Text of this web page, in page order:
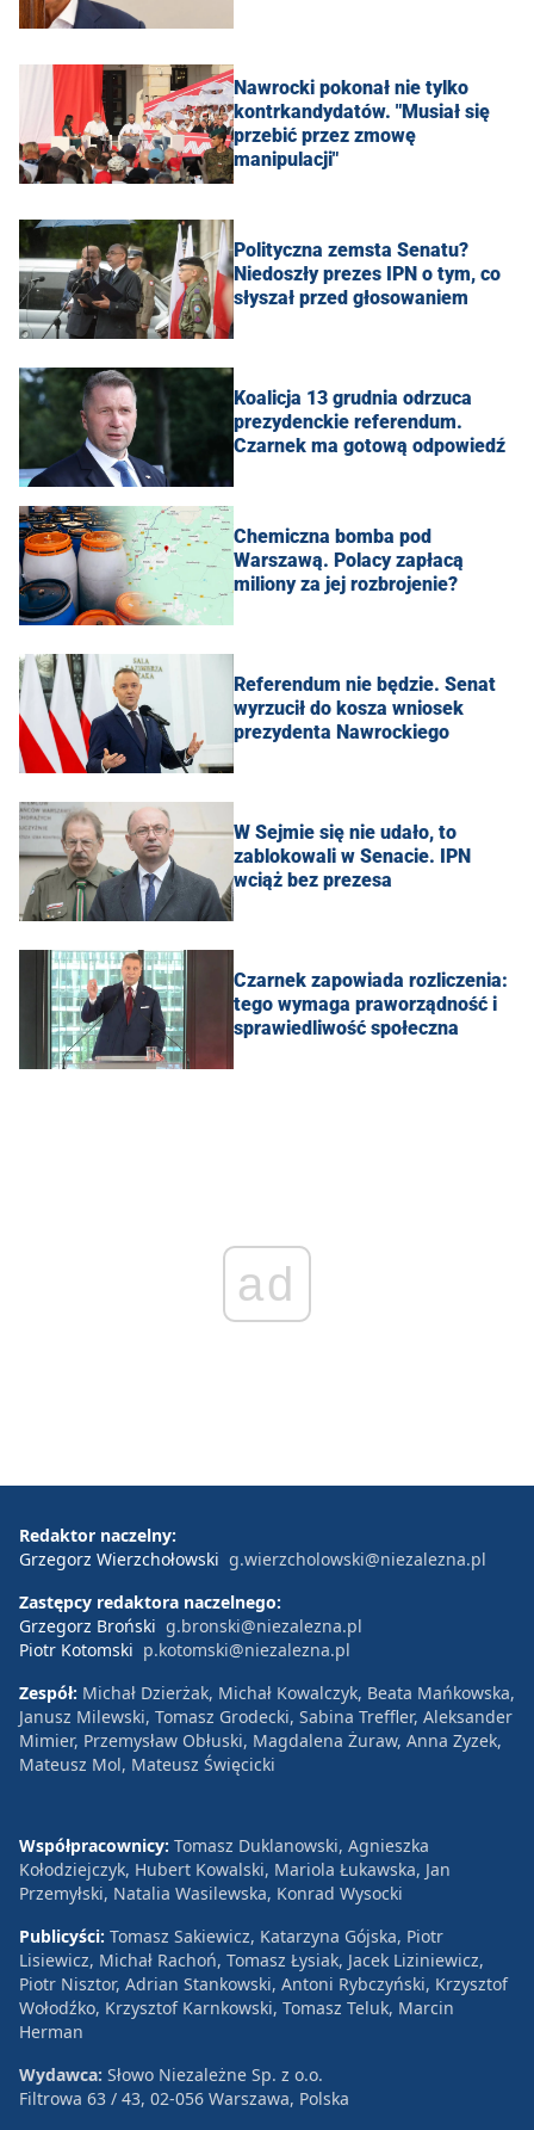
Nawrocki pokonał nie tylko
kontrkandydatów. "Musiał się
przebić przez zmowę
manipulacji"
Polityczna zemsta Senatu?
Niedoszły prezes IPN o tym, co
słyszał przed głosowaniem
Koalicja 13 grudnia odrzuca
prezydenckie referendum.
Czarnek ma gotową odpowiedź
Chemiczna bomba pod
Warszawą. Polacy zapłacą
miliony za jej rozbrojenie?
Referendum nie będzie. Senat
wyrzucił do kosza wniosek
prezydenta Nawrockiego
W Sejmie się nie udało, to
zablokowali w Senacie. IPN
wciąż bez prezesa
Czarnek zapowiada rozliczenia:
tego wymaga praworządność i
sprawiedliwość społeczna
ad
Redaktor naczelny:
Grzegorz Wierzchołowski g.wierzcholowski@niezalezna.pl
Zastępcy redaktora naczelnego:
Grzegorz Broński g.bronski@niezalezna.pl
Piotr Kotomski p.kotomski@niezalezna.pl
Zespół: Michał Dzierżak, Michał Kowalczyk, Beata Mańkowska,
Janusz Milewski, Tomasz Grodecki, Sabina Treffler, Aleksander
Mimier, Przemysław Obłuski, Magdalena Żuraw, Anna Zyzek,
Mateusz Mol, Mateusz Święcicki
Współpracownicy: Tomasz Duklanowski, Agnieszka
Kołodziejczyk, Hubert Kowalski, Mariola Łukawska, Jan
Przemyłski, Natalia Wasilewska, Konrad Wysocki
Publicyści: Tomasz Sakiewicz, Katarzyna Gójska, Piotr
Lisiewicz, Michał Rachoń, Tomasz Łysiak, Jacek Liziniewicz,
Piotr Nisztor, Adrian Stankowski, Antoni Rybczyński, Krzysztof
Wołodźko, Krzysztof Karnkowski, Tomasz Teluk, Marcin
Herman
Wydawca: Słowo Niezależne Sp. z o.o.
Filtrowa 63 / 43, 02-056 Warszawa, Polska